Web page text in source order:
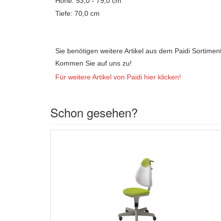
Tiefe: 70,0 cm
Sie benötigen weitere Artikel aus dem Paidi
Kommen Sie auf uns zu!
Für weitere Artikel von Paidi hier klicken!
Schon gesehen?